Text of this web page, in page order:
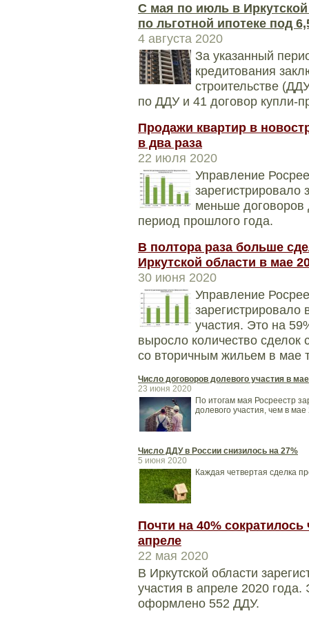
С мая по июль в Иркутской
по льготной ипотеке под
4 августа 2020
За указанный
кредитования
строительстве
по ДДУ и 41 договор купли-
Продажи квартир в
в два раза
22 июля 2020
Управление
зарегистрировало
меньше договоров
период прошлого года.
В полтора раза больше
Иркутской области в мае
30 июня 2020
Управление
зарегистрировало
участия. Это на
выросло количество сделок
со вторичным жильем в мае
Число договоров долевого участия в
23 июня 2020
По итогам мая Росреестр
долевого участия, чем в мае
Число ДДУ в России снизилось на 27%
5 июня 2020
Каждая четвертая сделка
Почти на 40%
апреле
22 мая 2020
В Иркутской области
участия в апреле 2020
оформлено 552 ДДУ.